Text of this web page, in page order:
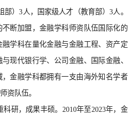
部）3人，国家级人才（教育部）3人。
断加盟，金融学科师资队伍国际化的
学科在量化金融与金融工程、资产定
现代银行学、公司金融、国际金融、
金融学科都拥有一支由海外知名学者
资队伍。
研，成果丰硕。2010年至2023年，金